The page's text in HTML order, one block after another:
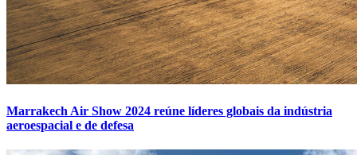
Marrakech Air Show 2024 reúne líderes globais da indústria
aeroespacial e de defesa